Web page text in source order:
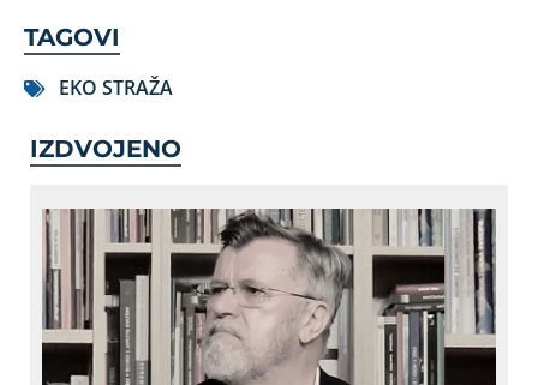
TAGOVI
EKO STRAŽA
IZDVOJENO